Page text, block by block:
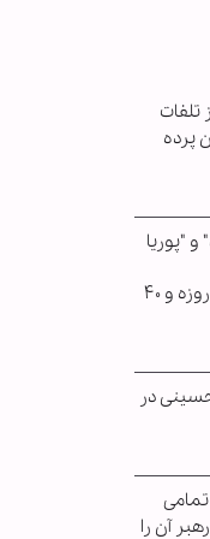
تلفات
پرده
و "پوریا
اینترنشنال در جنگ‌های ۱۲ روزه و ۴۰
در
آن را